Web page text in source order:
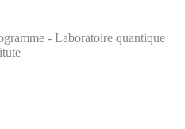
- Laboratoire quantique